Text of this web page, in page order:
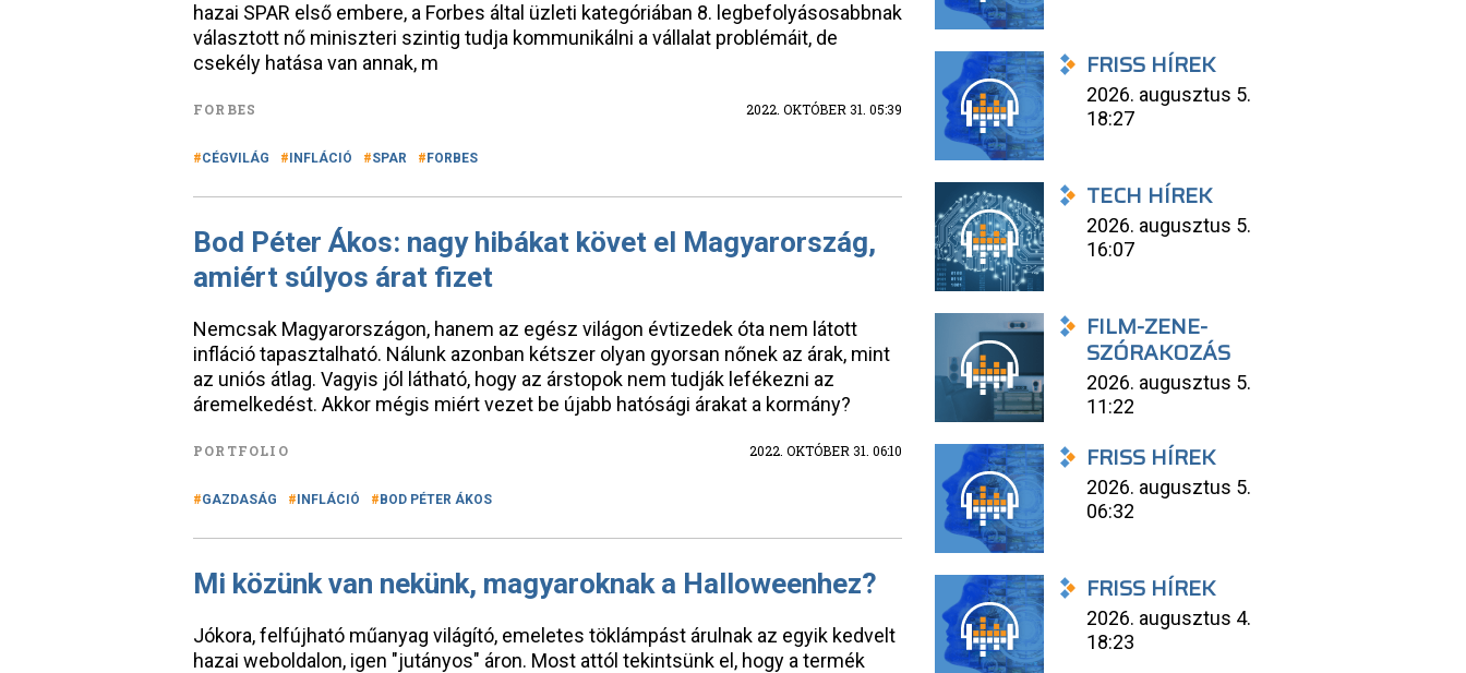
hazai SPAR első embere, a Forbes által üzleti kategóriában 8. legbefolyásosabbnak
választott nő miniszteri szintig tudja kommunikálni a vállalat problémáit, de
csekély hatása van annak, m
FORBES 2022. OKTÓBER 31. 05:39
CÉGVILÁG INFLÁCIÓ SPAR FORBES
Bod Péter Ákos: nagy hibákat követ el Magyarország,
amiért súlyos árat fizet
Nemcsak Magyarországon, hanem az egész világon évtizedek óta nem látott
infláció tapasztalható. Nálunk azonban kétszer olyan gyorsan nőnek az árak, mint
az uniós átlag. Vagyis jól látható, hogy az árstopok nem tudják lefékezni az
áremelkedést. Akkor mégis miért vezet be újabb hatósági árakat a kormány?
PORTFOLIO 2022. OKTÓBER 31. 06:10
GAZDASÁG INFLÁCIÓ BOD PÉTER ÁKOS
Mi közünk van nekünk, magyaroknak a Halloweenhez?
Jókora, felfújható műanyag világító, emeletes töklámpást árulnak az egyik kedvelt
hazai weboldalon, igen "jutányos" áron. Most attól tekintsünk el, hogy a termék
FRISS HÍREK
2026. augusztus 5.
18:27
TECH HÍREK
2026. augusztus 5.
16:07
FILM-ZENE-
SZÓRAKOZÁS
2026. augusztus 5.
11:22
FRISS HÍREK
2026. augusztus 5.
06:32
FRISS HÍREK
2026. augusztus 4.
18:23